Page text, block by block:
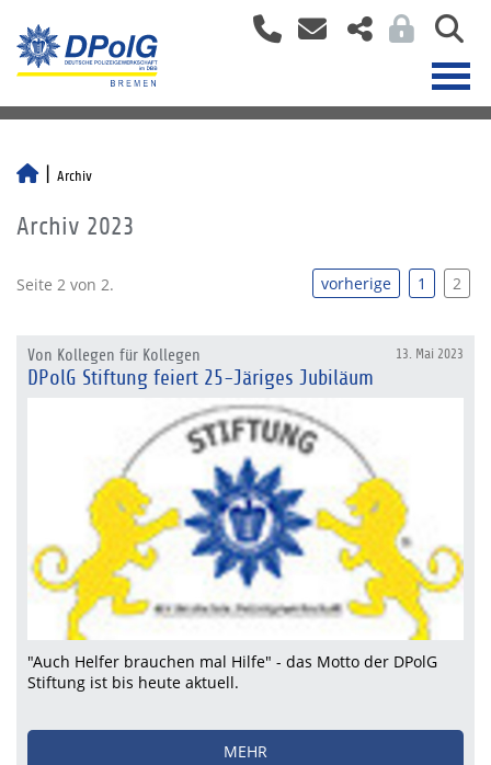
Archiv
Archiv 2023
Seite 2 von 2. vorherige 1 2
13. Mai 2023
Von Kollegen für Kollegen
DPolG Stiftung feiert 25-Järiges Jubiläum
"Auch Helfer brauchen mal Hilfe" - das Motto der DPolG
Stiftung ist bis heute aktuell.
MEHR